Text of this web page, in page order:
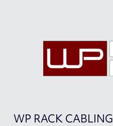
WP RACK CABLING